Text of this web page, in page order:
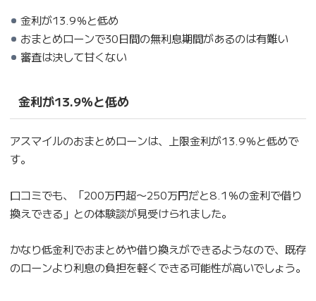
金利が13.9％と低め
おまとめローンで30日間の無利息期間があるのは有難い
審査は決して甘くない
金利が13.9％と低め
アスマイルのおまとめローンは、上限金利が13.9％と低めで
す。
口コミでも、「200万円超〜250万円だと8.1％の金利で借り
換えできる」との体験談が見受けられました。
かなり低金利でおまとめや借り換えができるようなので、既存
のローンより利息の負担を軽くできる可能性が高いでしょう。